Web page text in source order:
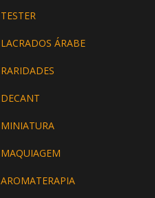
TESTER
LACRADOS ÁRABE
RARIDADES
DECANT
MINIATURA
MAQUIAGEM
AROMATERAPIA